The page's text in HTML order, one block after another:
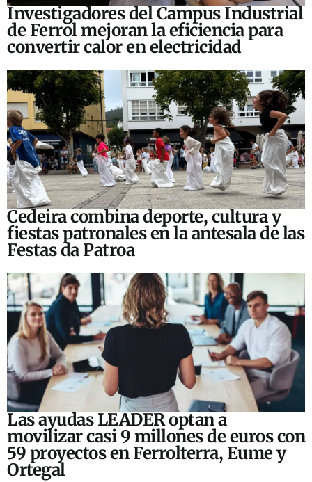
Investigadores del Campus Industrial
de Ferrol mejoran la eficiencia para
convertir calor en electricidad
Cedeira combina deporte, cultura y
fiestas patronales en la antesala de las
Festas da Patroa
Las ayudas LEADER optan a
movilizar casi 9 millones de euros con
59 proyectos en Ferrolterra, Eume y
Ortegal